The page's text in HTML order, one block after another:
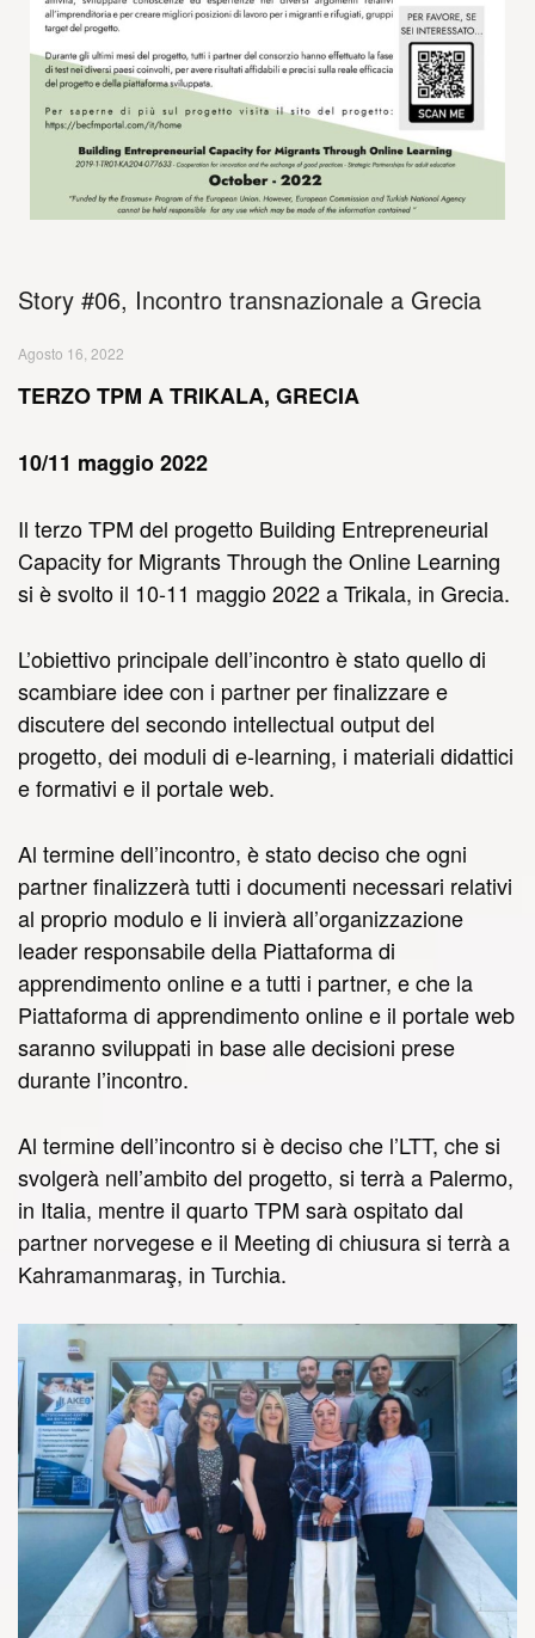
Story #06, Incontro transnazionale a Grecia
Agosto 16, 2022
TERZO TPM A TRIKALA, GRECIA
10/11 maggio 2022
Il terzo TPM del progetto Building Entrepreneurial
Capacity for Migrants Through the Online Learning
si è svolto il 10-11 maggio 2022 a Trikala, in Grecia.
L’obiettivo principale dell’incontro è stato quello di
scambiare idee con i partner per finalizzare e
discutere del secondo intellectual output del
progetto, dei moduli di e-learning, i materiali didattici
e formativi e il portale web.
Al termine dell’incontro, è stato deciso che ogni
partner finalizzerà tutti i documenti necessari relativi
al proprio modulo e li invierà all’organizzazione
leader responsabile della Piattaforma di
apprendimento online e a tutti i partner, e che la
Piattaforma di apprendimento online e il portale web
saranno sviluppati in base alle decisioni prese
durante l’incontro.
Al termine dell’incontro si è deciso che l’LTT, che si
svolgerà nell’ambito del progetto, si terrà a Palermo,
in Italia, mentre il quarto TPM sarà ospitato dal
partner norvegese e il Meeting di chiusura si terrà a
Kahramanmaraş, in Turchia.